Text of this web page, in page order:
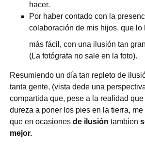
hacer.
Por haber contado con la
colaboración de mis hijos, que lo
más fácil, con una ilusión tan
(La fotógrafa no sale en la foto).
Resumiendo un día tan repleto de
tanta gente, (vista dede una
compartida que, pese a la realidad
dureza a poner los pies en la tierra,
que en ocasiones de ilusión tambien
mejor.